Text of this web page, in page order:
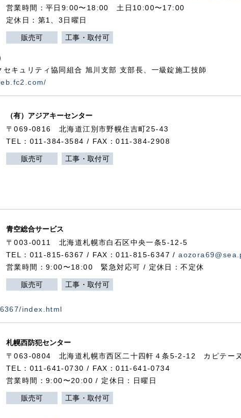
営業時間：平日9:00〜18:00 土日10:00〜17:00
定休日：第1、3日曜日
販売可 工事・取付可
キュリティ協同組合 旭川支部 支部長、一級錠施工技師
（有）アジアキーセンター
〒069-0816 北海道江別市野幌住吉町25-43
TEL：011-384-3584 / FAX：011-384-2908
販売可 工事・取付可
青空総合サービス
〒003-0011 北海道札幌市白石区中央一条5-12-5
TEL：011-815-6367 / FAX：011-815-6347 /
営業時間：9:00〜18:00 緊急対応可 / 定休日：不定休
販売可 工事・取付可
index.html
札幌西防犯センター
〒063-0804 北海道札幌市西区二十四軒４条5-2-12 カピテー
TEL：011-641-0730 / FAX：011-641-0734
営業時間：9:00〜20:00 / 定休日：日曜日
販売可 工事・取付可